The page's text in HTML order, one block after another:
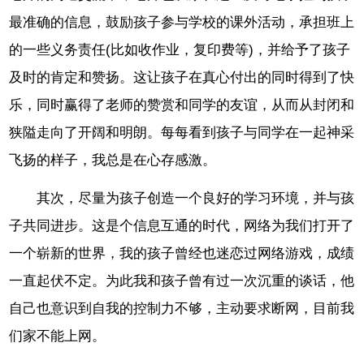
最准确的信息，鼓励孩子参与学校的课外活动，承担班上
的一些义务责任(比如收作业，复印费等)，并给予了孩子
及时的肯定和赞扬。这让孩子在真心付出的同时得到了快
乐，同时赢得了老师的赞赏和同学的友谊，从而从封闭和
狭隘走向了开阔和明朗。每每看到孩子与同学在一起神采
飞扬的样子，我总是在心存感激。
其次，尽量为孩子创造一个良好的学习环境，并与孩
子共同进步。这是个信息互通的时代，网络为我们打开了
一个崭新的世界，我的孩子曾经也迷恋过网络游戏，成绩
一直起伏不定。为此我和孩子曾有过一次沉重的谈话，他
自己也意识到自我的控制力不够，主动要求断网，目前我
们家不能上网。